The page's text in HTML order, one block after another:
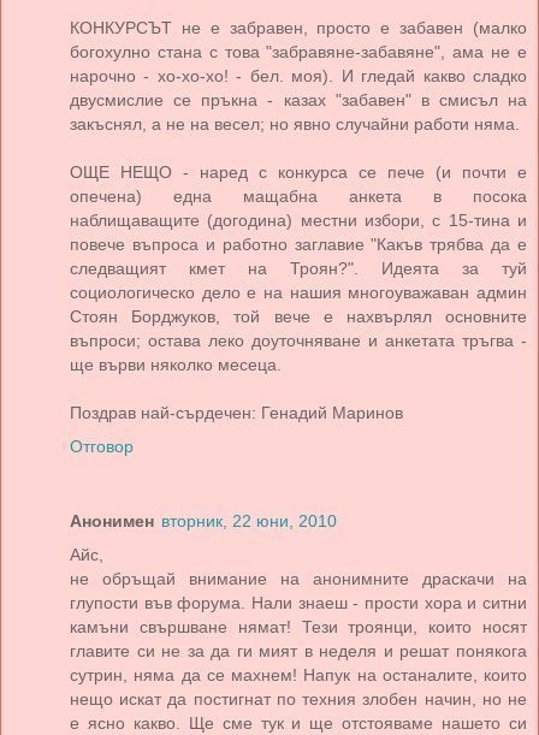
КОНКУРСЪТ не е забравен, просто е забавен (малко
богохулно стана с това "забравяне-забавяне", ама не е
нарочно - хо-хо-хо! - бел. моя). И гледай какво сладко
двусмислие се пръкна - казах "забавен" в смисъл на
закъснял, а не на весел; но явно случайни работи няма.
ОЩЕ НЕЩО - наред с конкурса се пече (и почти е
опечена) една мащабна анкета в посока
наблищаващите (догодина) местни избори, с 15-тина и
повече въпроса и работно заглавие "Какъв трябва да е
следващият кмет на Троян?". Идеята за туй
социологическо дело е на нашия многоуважаван админ
Стоян Борджуков, той вече е нахвърлял основните
въпроси; остава леко доуточняване и анкетата тръгва -
ще върви няколко месеца.
Поздрав най-сърдечен: Генадий Маринов
Отговор
Анонимен вторник, 22 юни, 2010
Айс,
не обръщай внимание на анонимните драскачи на
глупости във форума. Нали знаеш - прости хора и ситни
камъни свършване нямат! Тези троянци, които носят
главите си не за да ги мият в неделя и решат понякога
сутрин, няма да се махнем! Напук на останалите, които
нещо искат да постигнат по техния злобен начин, но не
е ясно какво. Ще сме тук и ще отстояваме нашето си